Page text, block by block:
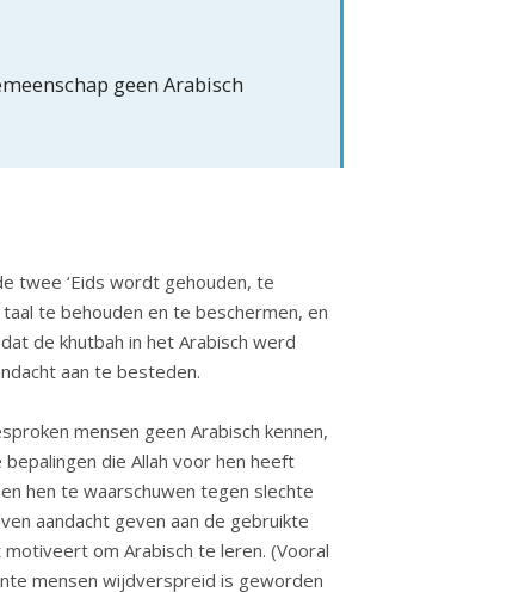
geen Arabisch
twee ‘Eids wordt gehouden, te
te behouden en te beschermen, en
aan te besteden.
mensen geen Arabisch kennen,
die Allah voor hen heeft
hen te waarschuwen tegen slechte
aandacht geven aan de gebruikte
om Arabisch te leren. (Vooral
mensen wijdverspreid is geworden